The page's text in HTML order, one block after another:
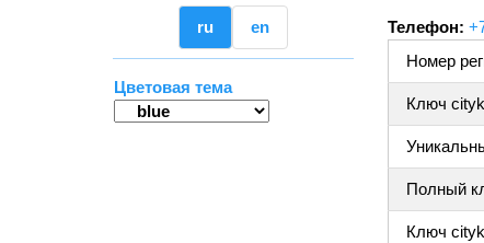
ru en
Цветовая тема
Телефон:
Номер
Ключ
Полный
Ключ